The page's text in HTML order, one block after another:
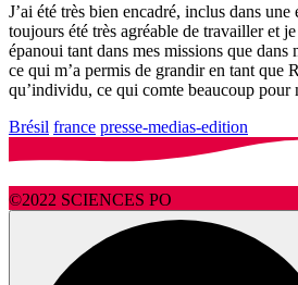
J’ai été très bien encadré, inclus dans
toujours été très agréable de travailler et
épanoui tant dans mes missions que dans
ce qui m’a permis de grandir en tant que
qu’individu, ce qui comte beaucoup pour
Brésil france presse-medias-edition
©2022 SCIENCES PO